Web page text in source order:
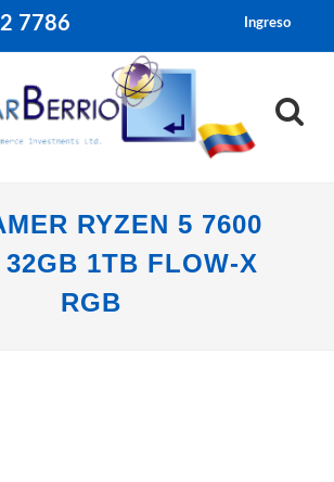
7786 Ingreso
RYZEN 5 7600
32GB 1TB FLOW-X
RGB